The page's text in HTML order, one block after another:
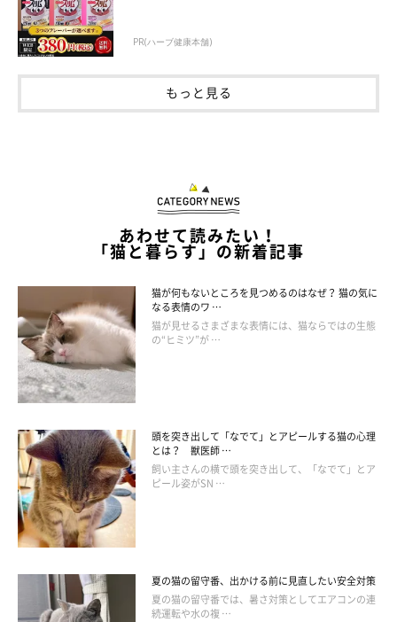
定期的に肛門腺絞りをしてあげよう！
ねこのきもち投稿写真ギャラリー
PR(ハーブ健康本舗)
もっと見る
あわせて読みたい！
「猫と暮らす」の新着記事
猫が何もないところを見つめるのはなぜ？ 猫の気に
なる表情のワ …
猫が見せるさまざまな表情には、猫ならではの生態
の“ヒミツ”が …
頭を突き出して「なでて」とアピールする猫の心理
とは？ 獣医師 …
飼い主さんの横で頭を突き出して、「なでて」とア
ピール姿がSN …
夏の猫の留守番、出かける前に見直したい安全対策
夏の猫の留守番では、暑さ対策としてエアコンの連
続運転や水の複 …